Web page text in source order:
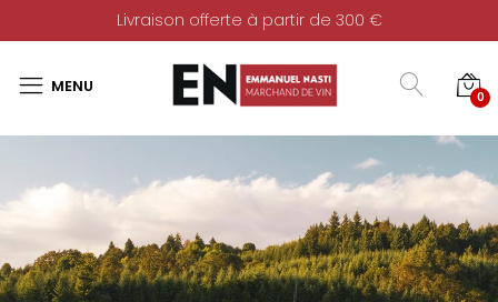
Livraison offerte à partir de 300 €
0